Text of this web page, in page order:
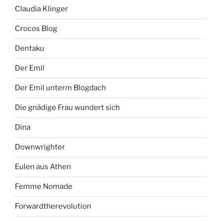
Claudia Klinger
Crocos Blog
Dentaku
Der Emil
Der Emil unterm Blogdach
Die gnädige Frau wundert sich
Dina
Downwrighter
Eulen aus Athen
Femme Nomade
Forwardtherevolution